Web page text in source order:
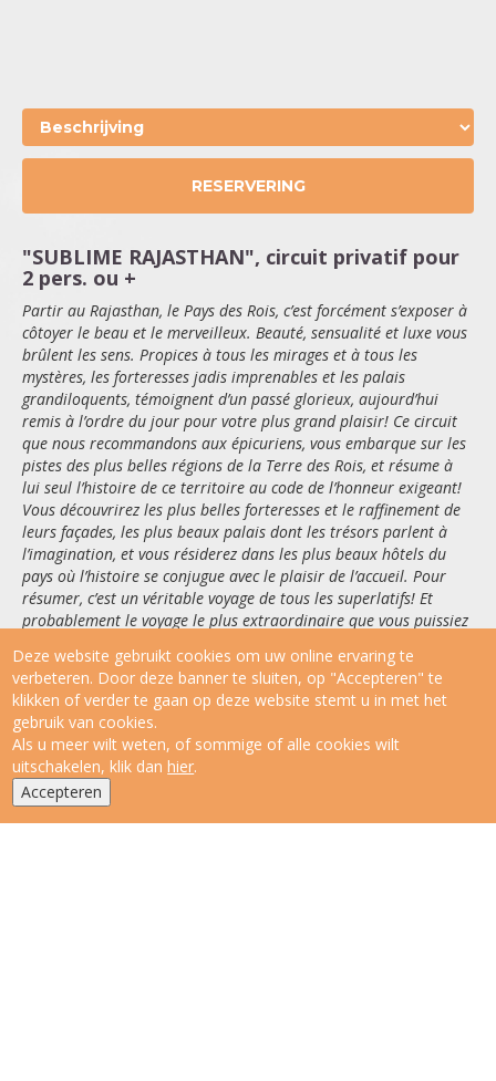
RESERVERING
"SUBLIME RAJASTHAN", circuit privatif pour
2 pers. ou +
Partir au Rajasthan, le Pays des Rois, c’est forcément s’exposer à
côtoyer le beau et le merveilleux. Beauté, sensualité et luxe vous
brûlent les sens. Propices à tous les mirages et à tous les
mystères, les forteresses jadis imprenables et les palais
grandiloquents, témoignent d’un passé glorieux, aujourd’hui
remis à l’ordre du jour pour votre plus grand plaisir! Ce circuit
que nous recommandons aux épicuriens, vous embarque sur les
pistes des plus belles régions de la Terre des Rois, et résume à
lui seul l’histoire de ce territoire au code de l’honneur exigeant!
Vous découvrirez les plus belles forteresses et le raffinement de
leurs façades, les plus beaux palais dont les trésors parlent à
l’imagination, et vous résiderez dans les plus beaux hôtels du
pays où l’histoire se conjugue avec le plaisir de l’accueil. Pour
résumer, c’est un véritable voyage de tous les superlatifs! Et
probablement le voyage le plus extraordinaire que vous puissiez
Deze website gebruikt cookies om uw online ervaring te
verbeteren. Door deze banner te sluiten, op "Accepteren" te
klikken of verder te gaan op deze website stemt u in met het
gebruik van cookies.
Als u meer wilt weten, of sommige of alle cookies wilt
uitschakelen, klik danhier.
Accepteren